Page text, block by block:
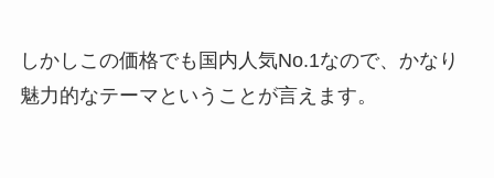
しかしこの価格でも国内人気No.1なので、かなり
魅力的なテーマということが言えます。